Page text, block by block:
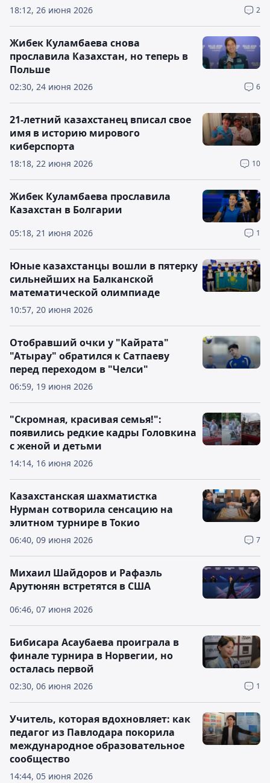
18:12, 26 июня 2026 2
02:30, 24 июня 2026 6
Жибек Куламбаева снова
прославила Казахстан, но теперь в
Польше
18:18, 22 июня 2026 10
21-летний казахстанец вписал свое
имя в историю мирового
киберспорта
05:18, 21 июня 2026 1
Жибек Куламбаева прославила
Казахстан в Болгарии
10:57, 20 июня 2026
Юные казахстанцы вошли в пятерку
сильнейших на Балканской
математической олимпиаде
06:59, 19 июня 2026
Отобравший очки у "Кайрата"
"Атырау" обратился к Сатпаеву
перед переходом в "Челси"
14:14, 16 июня 2026
"Скромная, красивая семья!":
появились редкие кадры Головкина
с женой и детьми
06:40, 09 июня 2026 7
Казахстанская шахматистка
Нурман сотворила сенсацию на
элитном турнире в Токио
06:46, 07 июня 2026
Михаил Шайдоров и Рафаэль
Арутюнян встретятся в США
02:30, 06 июня 2026 1
Бибисара Асаубаева проиграла в
финале турнира в Норвегии, но
осталась первой
14:44, 05 июня 2026
Учитель, которая вдохновляет: как
педагог из Павлодара покорила
международное образовательное
сообщество